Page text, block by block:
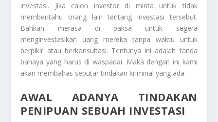
investasi. Jika calon investor di minta untuk tidak
memberitahu orang lain tentang investasi tersebut.
Bahkan merasa di paksa untuk segera
menginvestasikan uang mereka tanpa waktu untuk
berpikir atau berkonsultasi. Tentunya ini adalah tanda
bahaya yang harus di waspadai. Maka dengan ini kami
akan membahas seputar tindakan kriminal yang ada.
AWAL ADANYA TINDAKAN
PENIPUAN SEBUAH INVESTASI